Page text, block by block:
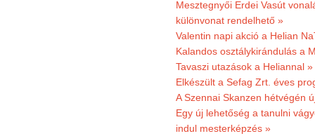
Mesztegnyői Erdei Vasút
különvonat rendelhető »
Valentin napi akció a Helian
Kalandos osztálykirándulás a
Tavaszi utazások a Heliannal »
Elkészült a Sefag Zrt. éves
A Szennai Skanzen hétvégén
Egy új lehetőség a tanulni
indul mesterképzés »